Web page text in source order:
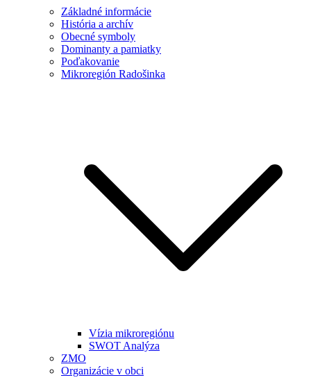
Základné informácie
História a archív
Obecné symboly
Dominanty a pamiatky
Poďakovanie
Mikroregión Radošinka
Vízia mikroregiónu
SWOT Analýza
ZMO
Organizácie v obci